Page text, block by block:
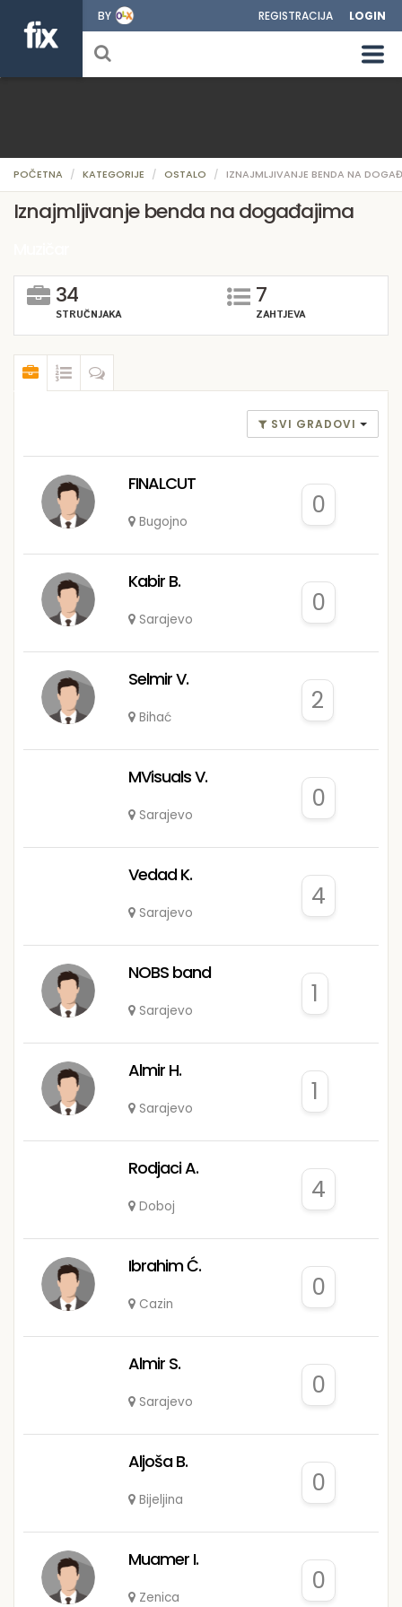
BY REGISTRACIJA LOGIN
POČETNA KATEGORIJE OSTALO IZNAJMLJIVANJE BENDA NA
Iznajmljivanje benda na događajima
34
STRUČNJAKA
7
ZAHTJEVA
SVI GRADOVI
FINALCUT
Bugojno
0
Kabir B.
Sarajevo
0
Selmir V.
Bihać
2
MVisuals V.
Sarajevo
0
Vedad K.
Sarajevo
4
NOBS band
Sarajevo
1
Almir H.
Sarajevo
1
Rodjaci A.
Doboj
4
Ibrahim Ć.
Cazin
0
Almir S.
Sarajevo
0
Aljoša B.
Bijeljina
0
Muamer I.
Zenica
0